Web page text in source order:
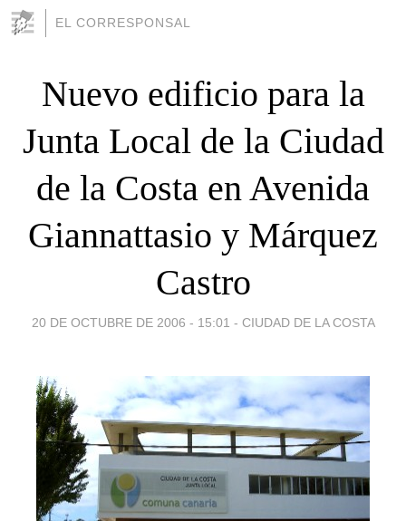
EL CORRESPONSAL
Nuevo edificio para la
Junta Local de la Ciudad
de la Costa en Avenida
Giannattasio y Márquez
Castro
20 DE OCTUBRE DE 2006 - 15:01 - CIUDAD DE LA COSTA